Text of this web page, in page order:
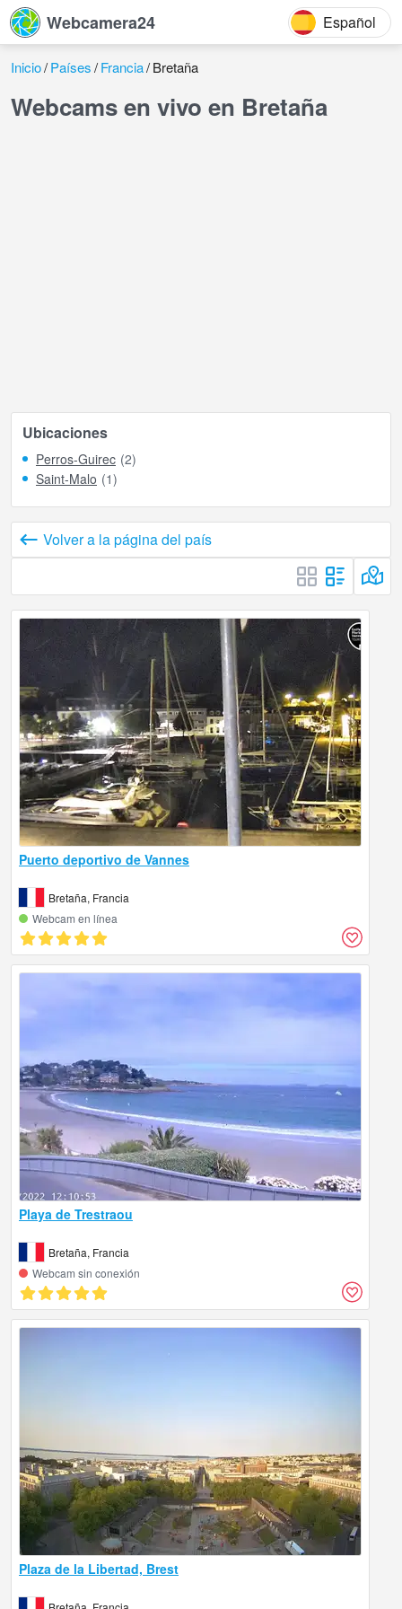
Webcamera24 Español
Inicio Países Francia Bretaña
Webcams en vivo en Bretaña
Ubicaciones
Perros-Guirec (2)
Saint-Malo (1)
Volver a la página del país
Puerto deportivo de Vannes
Bretaña, Francia
Webcam en línea
Playa de Trestraou
Bretaña, Francia
Webcam sin conexión
Plaza de la Libertad, Brest